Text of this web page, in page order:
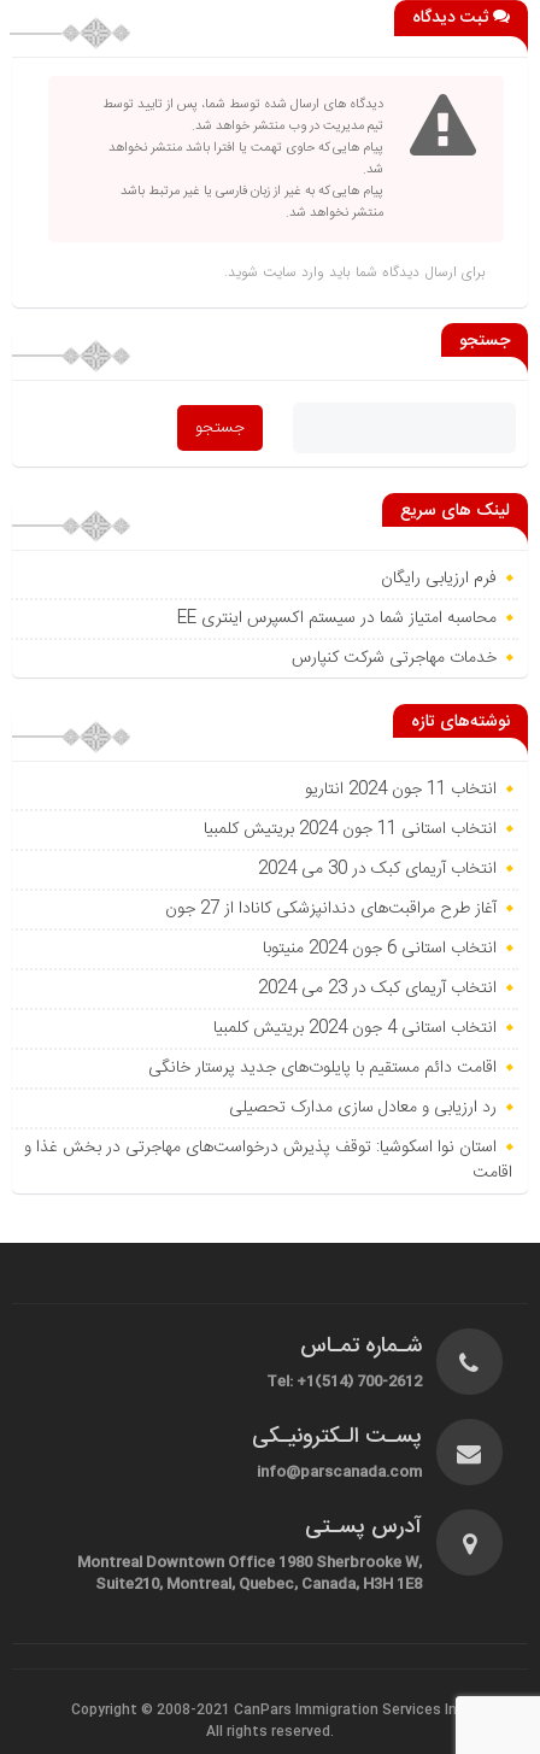
ثبت دیدگاه
دیدگاه های ارسال شده توسط شما، پس از تایید توسط
تیم مدیریت در وب منتشر خواهد شد.
پیام هایی که حاوی تهمت یا افترا باشد منتشر نخواهد
شد.
پیام هایی که به غیر از زبان فارسی یا غیر مرتبط باشد
منتشر نخواهد شد.
برای ارسال دیدگاه شما باید وارد سایت شوید.
جستجو
لینک های سریع
فرم ارزیابی رایگان
محاسبه امتیاز شما در سیستم اکسپرس اینتری EE
خدمات مهاجرتی شرکت کنپارس
نوشته‌های تازه
انتخاب 11 جون 2024 انتاریو
انتخاب استانی 11 جون 2024 بریتیش کلمبیا
انتخاب آریمای کبک در 30 می 2024
آغاز طرح مراقبت‌های دندانپزشکی کانادا از 27 جون
انتخاب استانی 6 جون 2024 منیتوبا
انتخاب آریمای کبک در 23 می 2024
انتخاب استانی 4 جون 2024 بریتیش کلمبیا
اقامت دائم مستقیم با پایلوت‌های جدید پرستار خانگی
رد ارزیابی و معادل سازی مدارک تحصیلی
استان نوا اسکوشیا: توقف پذیرش درخواست‌های مهاجرتی در بخش غذا و
اقامت
شـماره تمـاس
Tel: +1(514) 700-2612
پسـت الـکترونیـکی
info@parscanada.com
آدرس پسـتی
Montreal Downtown Office 1980 Sherbrooke W,
Suite210, Montreal, Quebec, Canada, H3H 1E8
Copyright © 2008-2021 CanPars Immigration Services Inc.
All rights reserved.